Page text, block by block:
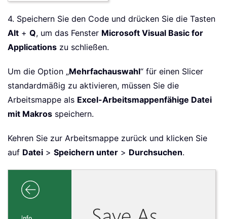
4. Speichern Sie den Code und drücken Sie die Tasten
Alt + Q, um das Fenster Microsoft Visual Basic for
Applications zu schließen.
Um die Option „Mehrfachauswahl“ für einen Slicer
standardmäßig zu aktivieren, müssen Sie die
Arbeitsmappe als Excel-Arbeitsmappenfähige Datei
mit Makros speichern.
Kehren Sie zur Arbeitsmappe zurück und klicken Sie
auf Datei > Speichern unter > Durchsuchen.